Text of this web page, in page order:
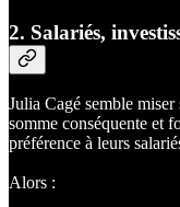
2. Salariés,
Julia Cagé semble
somme conséquente et
préférence à leurs
Alors :